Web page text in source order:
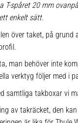
T-spåret 20 mm
enkelt sätt.
över taket, på grund
man behöver inte
verktyg följer med i
samtliga takboxar vi
av takräcket, den